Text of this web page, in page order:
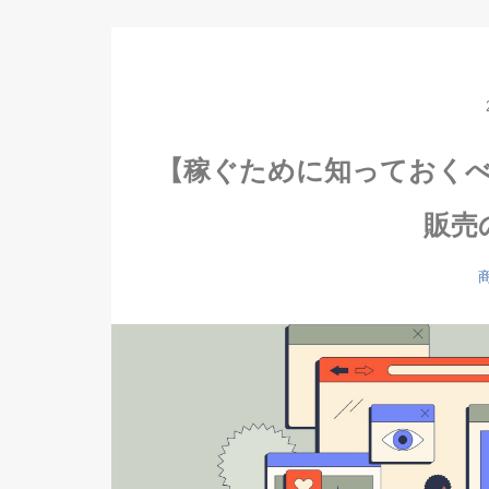
【稼ぐために知っておく
販売